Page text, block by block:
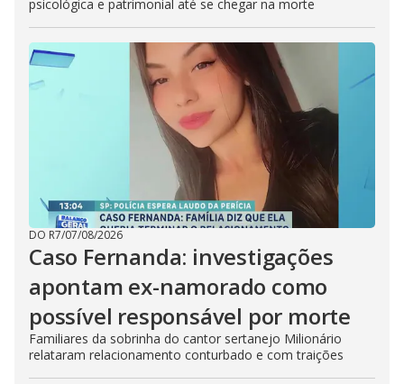
psicológica e patrimonial até se chegar na morte
DO R7/07/08/2026
Caso Fernanda: investigações
apontam ex-namorado como
possível responsável por morte
Familiares da sobrinha do cantor sertanejo Milionário
relataram relacionamento conturbado e com traições